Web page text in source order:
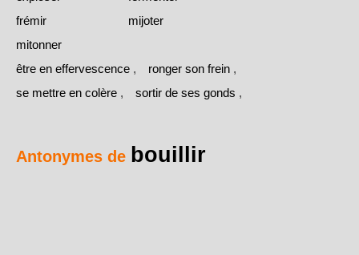
frémir
mijoter
mitonner
être en effervescence , ronger son frein ,
se mettre en colère , sortir de ses gonds ,
Antonymes de bouillir